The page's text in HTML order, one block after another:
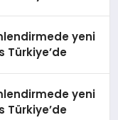
yeni
Türkiye’de
yeni
Türkiye’de